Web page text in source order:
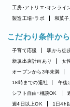
工房・アトリエ・オンライ
製造工場・ラボ
和菓
こだわり条件か
子育て応援 駅から徒
新規出店計画あり
女
オープンから3年未満
18時までの退社
午後
シフト自由・相談OK
週4日以上OK
1日4h